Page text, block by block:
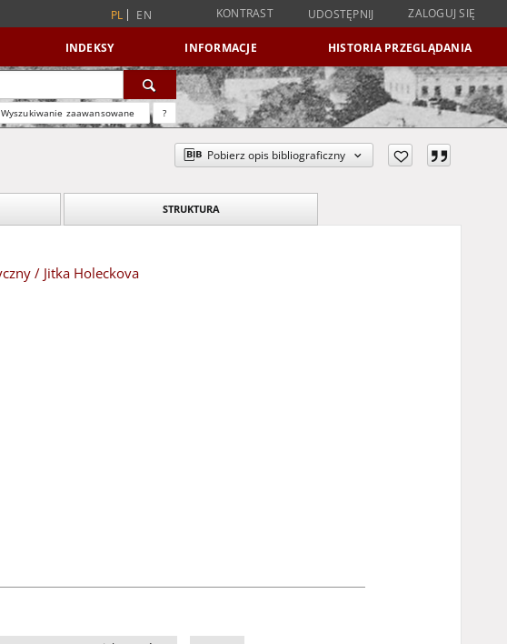
PL EN KONTRAST UDOSTĘPNIJ ZALOGUJ SIĘ
INDEKSY INFORMACJE HISTORIA PRZEGLĄDANIA
Wyszukiwanie zaawansowane ?
Pobierz opis bibliograficzny
STRUKTURA
/ Jitka Holeckova